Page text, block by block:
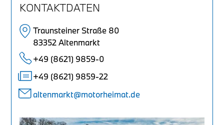
KONTAKTDATEN
Traunsteiner Straße 80
83352 Altenmarkt
+49 (8621) 9859-0
+49 (8621) 9859-22
altenmarkt@motorheimat.de